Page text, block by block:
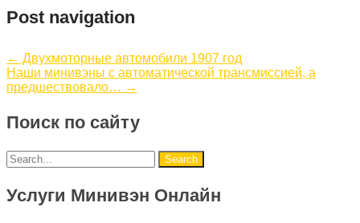
Post navigation
← Двухмоторные автомобили 1907 год
Наши минивэны с автоматической трансмиссией, а
предшествовало… →
Поиск по сайту
Услуги Минивэн Онлайн